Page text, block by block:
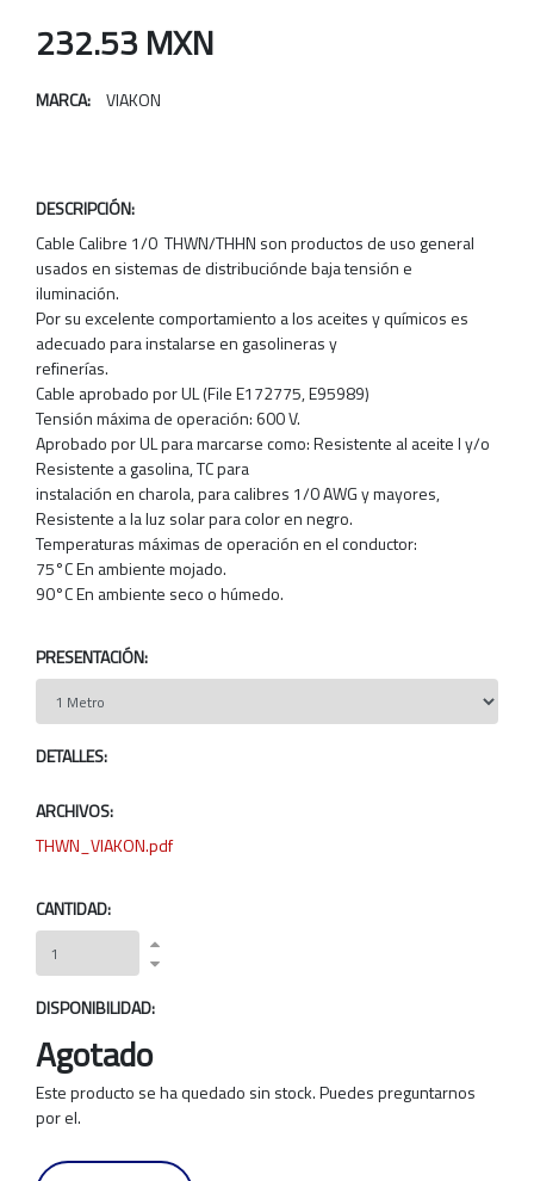
232.53 MXN
MARCA: VIAKON
DESCRIPCIÓN:
Cable Calibre 1/0 THWN/THHN son productos de uso general
usados en sistemas de distribuciónde baja tensión e
iluminación.
Por su excelente comportamiento a los aceites y químicos es
adecuado para instalarse en gasolineras y
refinerías.
Cable aprobado por UL (File E172775, E95989)
Tensión máxima de operación: 600 V.
Aprobado por UL para marcarse como: Resistente al aceite I y/o
Resistente a gasolina, TC para
instalación en charola, para calibres 1/0 AWG y mayores,
Resistente a la luz solar para color en negro.
Temperaturas máximas de operación en el conductor:
75°C En ambiente mojado.
90°C En ambiente seco o húmedo.
PRESENTACIÓN:
DETALLES:
ARCHIVOS:
THWN_VIAKON.pdf
CANTIDAD:
DISPONIBILIDAD:
Agotado
Este producto se ha quedado sin stock. Puedes preguntarnos
por el.